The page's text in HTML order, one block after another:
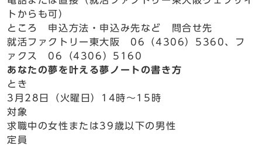
トからも可）
ところ 申込方法・申込み先など 問合せ先
就活ファクトリー東大阪 06（4306）5360、フ
ァクス 06（4306）5160
あなたの夢を叶える夢ノートの書き方
とき
3月28日（火曜日）14時～15時
対象
求職中の女性または39歳以下の男性
定員